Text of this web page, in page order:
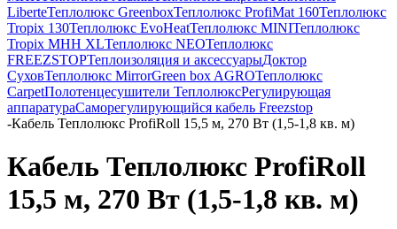
LiberteТеплолюкс GreenboxТеплолюкс ProfiMat 160Теплолюкс
Tropix 130Теплолюкс EvoHeatТеплолюкс MINIТеплолюкс
Tropix МНН XLТеплолюкс NEOТеплолюкс
FREEZSTOPТеплоизоляция и аксессуарыДоктор
СуховТеплолюкс MirrorGreen box AGROТеплолюкс
CarpetПолотенцесушители ТеплолюксРегулирующая
аппаратураCаморегулирующийся кабель Freezstop
-Кабель Теплолюкс ProfiRoll 15,5 м, 270 Вт (1,5-1,8 кв. м)
Кабель Теплолюкс ProfiRoll
15,5 м, 270 Вт (1,5-1,8 кв. м)